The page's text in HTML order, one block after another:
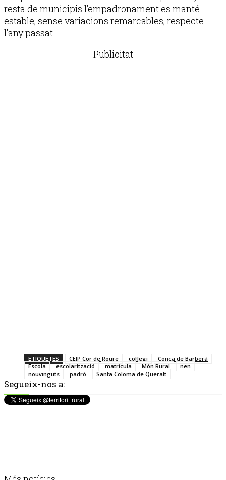
resta de municipis l’empadronament es manté
estable, sense variacions remarcables, respecte
l’any passat.
Publicitat
ETIQUETES CEIP Cor de Roure col·legi
Conca de Barberà
Escola
escolarització matrícula Món Rural
nen
nouvinguts
padró Santa Coloma de Queralt
Segueix-nos a: